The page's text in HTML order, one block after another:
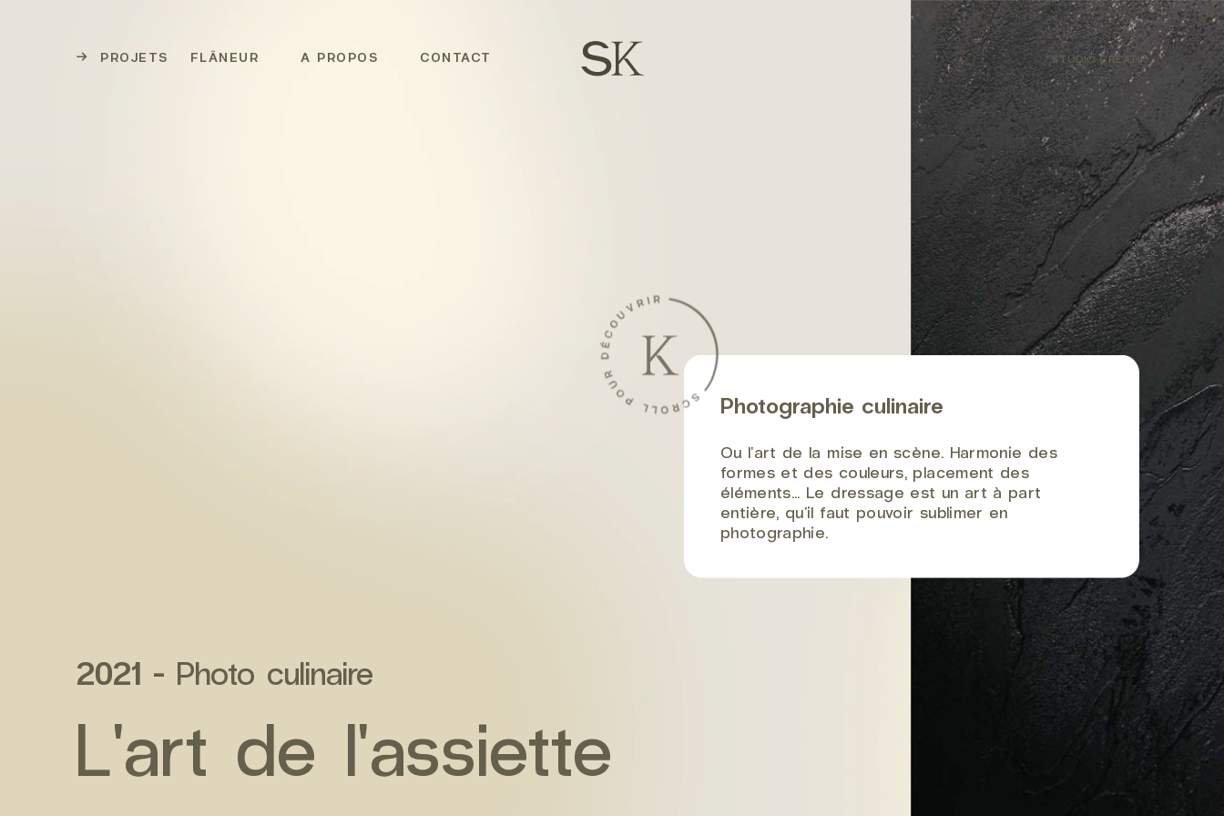
PROJETS FLÂNEUR A PROPOS CONTACT STUDIO CRÉATIF
2021 - Photo culinaire
L'art de l'assiette
Photographie culinaire
Ou l'art de la mise en scène. Harmonie des
formes et des couleurs, placement des
éléments... Le dressage est un art à part
entière, qu'il faut pouvoir sublimer en
photographie.